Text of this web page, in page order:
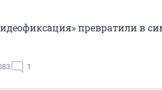
превратили в
1